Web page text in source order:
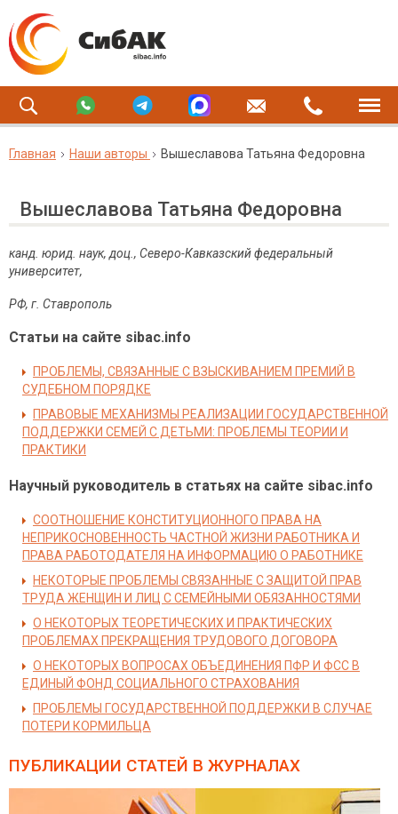
Главная Наши авторы Вышеславова Татьяна Федоровна
Вышеславова Татьяна Федоровна
канд. юрид. наук, доц., Северо-Кавказский федеральный
университет,
РФ, г. Ставрополь
Статьи на сайте sibac.info
ПРОБЛЕМЫ, СВЯЗАННЫЕ С ВЗЫСКИВАНИЕМ ПРЕМИЙ В
СУДЕБНОМ ПОРЯДКЕ
ПРАВОВЫЕ МЕХАНИЗМЫ РЕАЛИЗАЦИИ ГОСУДАРСТВЕННОЙ
ПОДДЕРЖКИ СЕМЕЙ С ДЕТЬМИ: ПРОБЛЕМЫ ТЕОРИИ И
ПРАКТИКИ
Научный руководитель в статьях на сайте sibac.info
СООТНОШЕНИЕ КОНСТИТУЦИОННОГО ПРАВА НА
НЕПРИКОСНОВЕННОСТЬ ЧАСТНОЙ ЖИЗНИ РАБОТНИКА И
ПРАВА РАБОТОДАТЕЛЯ НА ИНФОРМАЦИЮ О РАБОТНИКЕ
НЕКОТОРЫЕ ПРОБЛЕМЫ СВЯЗАННЫЕ С ЗАЩИТОЙ ПРАВ
ТРУДА ЖЕНЩИН И ЛИЦ С СЕМЕЙНЫМИ ОБЯЗАННОСТЯМИ
О НЕКОТОРЫХ ТЕОРЕТИЧЕСКИХ И ПРАКТИЧЕСКИХ
ПРОБЛЕМАХ ПРЕКРАЩЕНИЯ ТРУДОВОГО ДОГОВОРА
О НЕКОТОРЫХ ВОПРОСАХ ОБЪЕДИНЕНИЯ ПФР И ФСС В
ЕДИНЫЙ ФОНД СОЦИАЛЬНОГО СТРАХОВАНИЯ
ПРОБЛЕМЫ ГОСУДАРСТВЕННОЙ ПОДДЕРЖКИ В СЛУЧАЕ
ПОТЕРИ КОРМИЛЬЦА
ПУБЛИКАЦИИ СТАТЕЙ В ЖУРНАЛАХ